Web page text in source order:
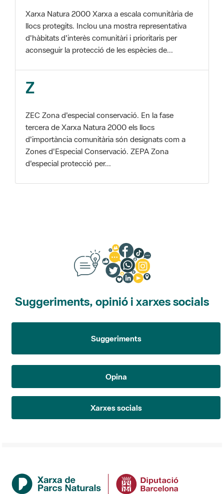
aconseguir la protecció de les espècies de...
Z
tercera de Xarxa Natura 2000 els llocs
Zones d'Especial Conservació. ZEPA Zona
d'especial protecció per...
Suggeriments, opinió i xarxes socials
Suggeriments
Opina
Xarxes socials
Institució